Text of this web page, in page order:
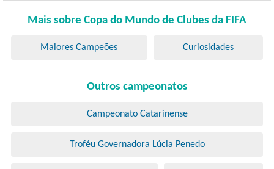
Mais sobre Copa do Mundo de Clubes da FIFA
Maiores Campeões Curiosidades
Outros campeonatos
Campeonato Catarinense
Troféu Governadora Lúcia Penedo